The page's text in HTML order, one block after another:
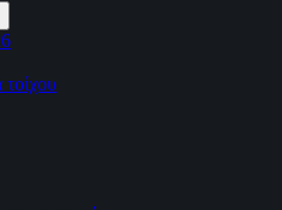
τοίχου